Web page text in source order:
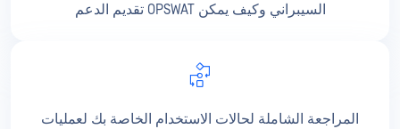
السيبراني وكيف يمكن OPSWAT تقديم الدعم
المراجعة الشاملة لحالات الاستخدام الخاصة بك لعمليات